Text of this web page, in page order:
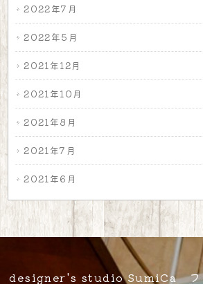
2022年7月
2022年5月
2021年12月
2021年10月
2021年8月
2021年7月
2021年6月
designer's studio SumiCa フォ